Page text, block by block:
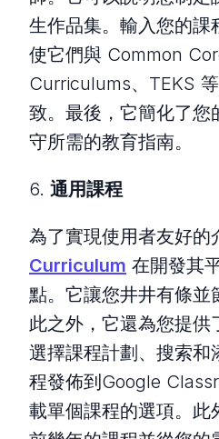
生作品集。輸入您的課
使它們與 Common
Curriculums、TEKS
致。最後，它簡化了您
守所需的教育指南。
6. 通用課程
為了實現使用者友好的
Curriculum 在開發其
點。它讓您井井有條並
此之外，它還為您提供
選擇課程計劃、搜索和
程發佈到Google
載單個課程的選項。此